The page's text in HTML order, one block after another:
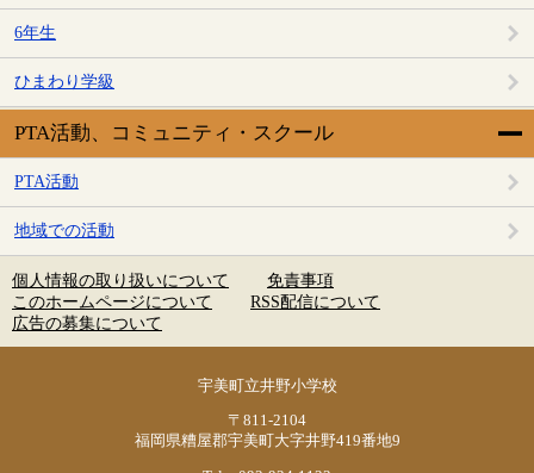
6年生
ひまわり学級
PTA活動、コミュニティ・スクール
PTA活動
地域での活動
個人情報の取り扱いについて
免責事項
このホームページについて
RSS配信について
広告の募集について
宇美町立井野小学校
〒811-2104
福岡県糟屋郡宇美町大字井野419番地9